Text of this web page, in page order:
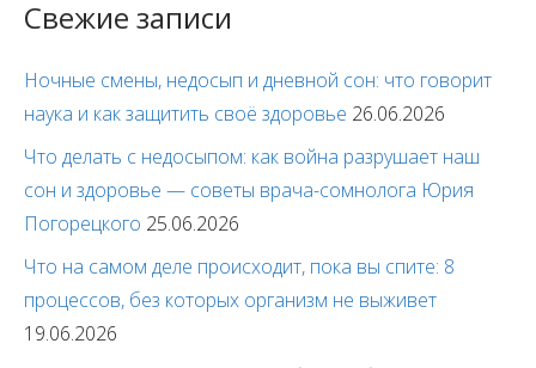
Свежие записи
Ночные смены, недосып и дневной сон: что говорит
наука и как защитить своё здоровье 26.06.2026
Что делать с недосыпом: как война разрушает наш
сон и здоровье — советы врача-сомнолога Юрия
Погорецкого 25.06.2026
Что на самом деле происходит, пока вы спите: 8
процессов, без которых организм не выживет
19.06.2026